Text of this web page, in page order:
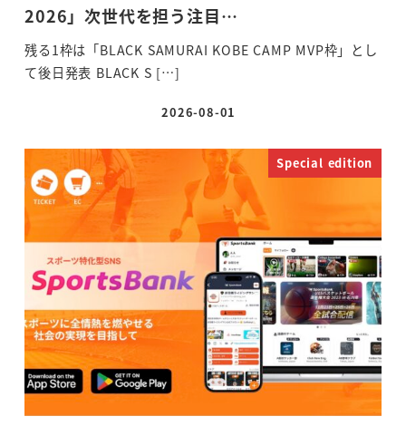
2026」次世代を担う注目…
残る1枠は「BLACK SAMURAI KOBE CAMP MVP枠」とし
て後日発表 BLACK S […]
投稿日
2026-08-01
Special edition